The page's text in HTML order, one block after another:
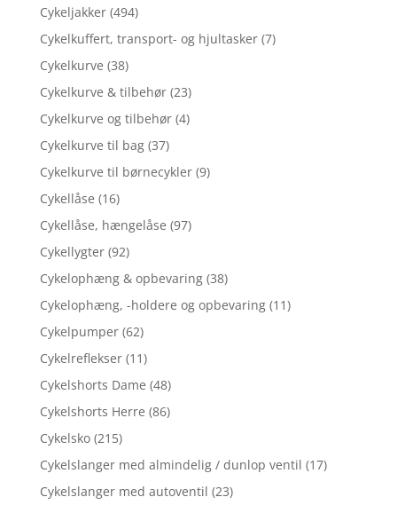
Cykeljakker (494)
Cykelkuffert, transport- og hjultasker (7)
Cykelkurve (38)
Cykelkurve & tilbehør (23)
Cykelkurve og tilbehør (4)
Cykelkurve til bag (37)
Cykelkurve til børnecykler (9)
Cykellåse (16)
Cykellåse, hængelåse (97)
Cykellygter (92)
Cykelophæng & opbevaring (38)
Cykelophæng, -holdere og opbevaring (11)
Cykelpumper (62)
Cykelreflekser (11)
Cykelshorts Dame (48)
Cykelshorts Herre (86)
Cykelsko (215)
Cykelslanger med almindelig / dunlop ventil (17)
Cykelslanger med autoventil (23)